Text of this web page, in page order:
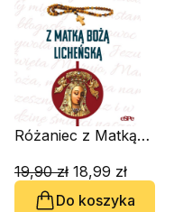
Różaniec z Matką
19,90 zł 18,99 zł
Do koszyka